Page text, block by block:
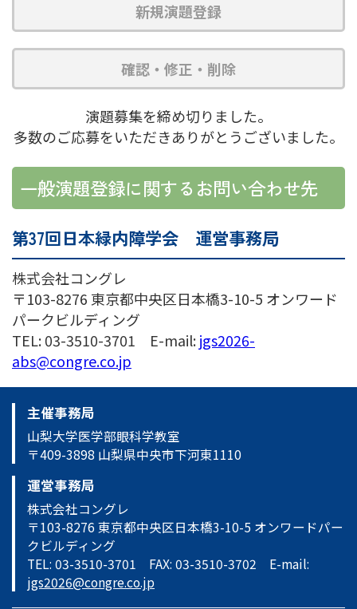
新規演題登録
確認・修正・削除
演題募集を締め切りました。
多数のご応募をいただきありがとうございました。
一般演題登録に関するお問い合わせ先
第37回日本緑内障学会 運営事務局
株式会社コングレ
〒103-8276 東京都中央区日本橋3-10-5 オンワード
パークビルディング
TEL: 03-3510-3701 E-mail:jgs2026-
abs@congre.co.jp
主催事務局
山梨大学医学部眼科学教室
〒409-3898 山梨県中央市下河東1110
運営事務局
株式会社コングレ
〒103-8276 東京都中央区日本橋3-10-5 オンワードパー
クビルディング
TEL: 03-3510-3701 FAX: 03-3510-3702 E-mail:
jgs2026@congre.co.jp